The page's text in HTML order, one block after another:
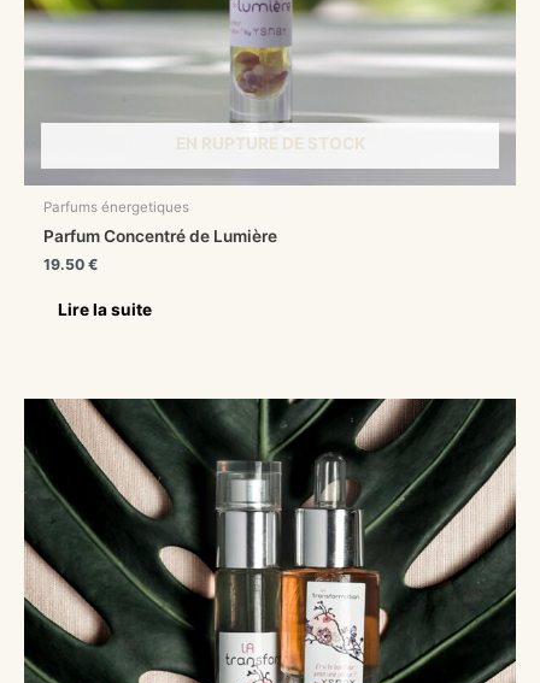
EN RUPTURE DE STOCK
Parfums énergetiques
Parfum Concentré de Lumière
19.50€
Lire la suite